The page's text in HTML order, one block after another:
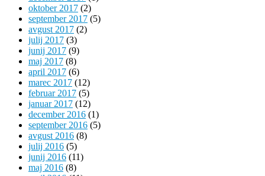
oktober 2017 (2)
september 2017 (5)
avgust 2017 (2)
julij 2017 (3)
junij 2017 (9)
maj 2017 (8)
april 2017 (6)
marec 2017 (12)
februar 2017 (5)
januar 2017 (12)
december 2016 (1)
september 2016 (5)
avgust 2016 (8)
julij 2016 (5)
junij 2016 (11)
maj 2016 (8)